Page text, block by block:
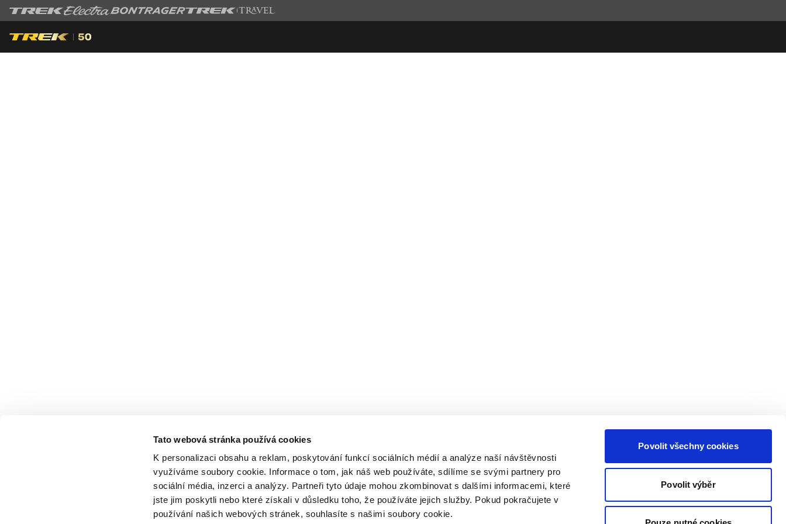
Tato webová stránka používá cookies
K personalizaci obsahu a reklam, poskytování funkcí sociálních médií a analýze naší návštěvnosti
využíváme soubory cookie. Informace o tom, jak náš web používáte, sdílíme se svými partnery pro
sociální média, inzerci a analýzy. Partneři tyto údaje mohou zkombinovat s dalšími informacemi, které
jste jim poskytli nebo které získali v důsledku toho, že používáte jejich služby. Pokud pokračujete v
používání našich webových stránek, souhlasíte s našimi soubory cookie.
Povolit všechny cookies
Povolit výběr